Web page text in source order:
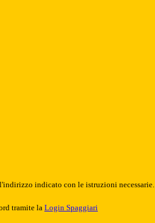
indicato con le istruzioni necessarie.
tramite la Login Spaggiari